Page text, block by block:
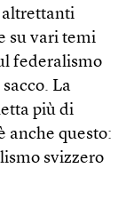
altrettanti
su vari temi
federalismo
La
più di
anche questo:
svizzero